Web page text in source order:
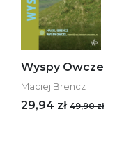
Wyspy Owcze
Maciej Brencz
29,94 zł 49,90 zł